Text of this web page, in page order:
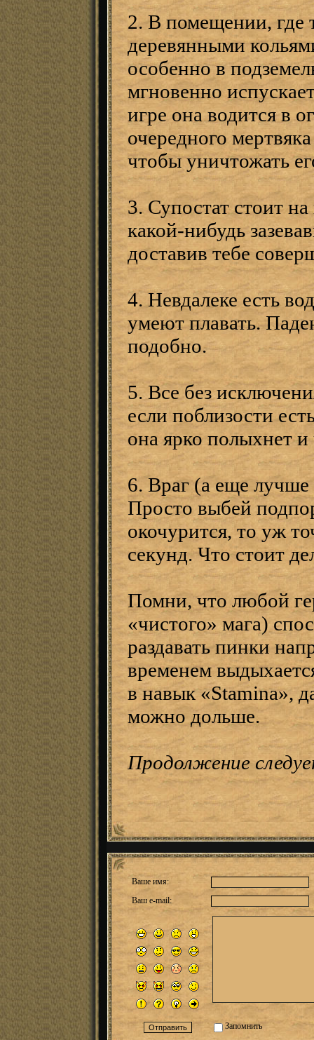
2. В помещении, где
деревянными
особенно в
мгновенно
игре она водится в
очередного
чтобы уничтожать
3. Супостат стоит
какой-нибудь
доставив тебе
4. Невдалеке есть
умеют плавать.
подобно.
5. Все без
если поблизости
она ярко полыхнет и
6. Враг (а еще лучше
Просто выбей
окочурится, то уж
секунд. Что стоит
Помни, что любой
«чистого» мага)
раздавать пинки
временем
в навык «Stamina»,
можно дольше.
Продолжение
Ваше имя:
Ваш e-mail:
Запомнить